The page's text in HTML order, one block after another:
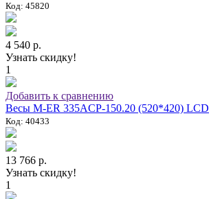
Код: 45820
4 540 р.
Узнать скидку!
1
Добавить к сравнению
Весы M-ER 335ACP-150.20 (520*420) LCD
Код: 40433
13 766 р.
Узнать скидку!
1